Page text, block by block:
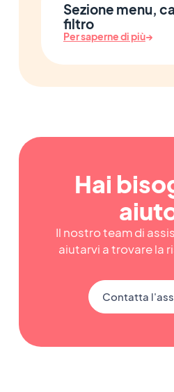
Sezione menu,
filtro
Per saperne di più→
Hai
Il nostro team di
aiutarvi a trovare la
Contatta